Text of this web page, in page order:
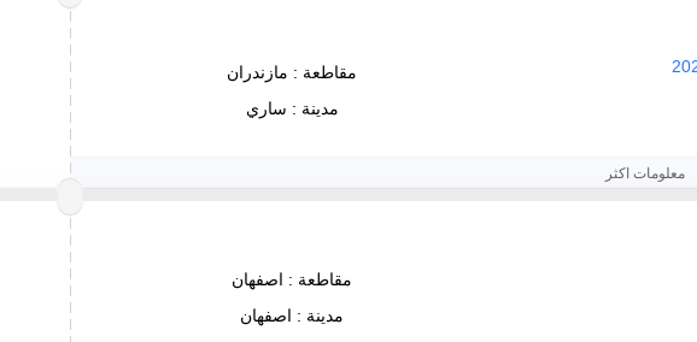
مقاطعة : مازندران
مدينة : ساري
معلومات اكثر
مقاطعة : اصفهان
مدينة : اصفهان